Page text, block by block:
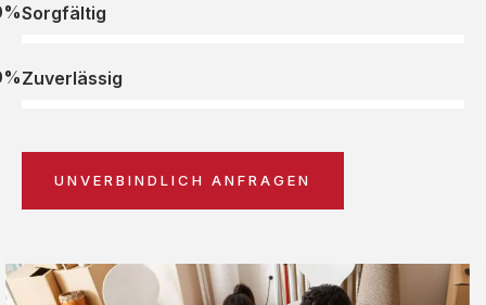
Sorgfältig
Zuverlässig
UNVERBINDLICH ANFRAGEN